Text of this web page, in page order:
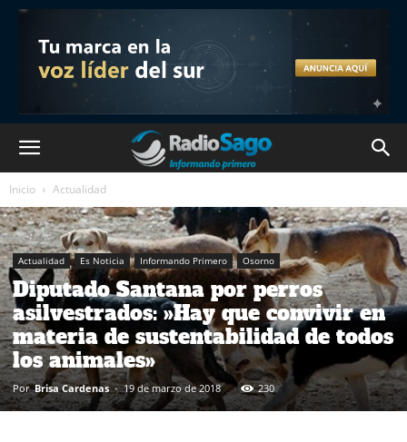
Inicio Actualidad
Actualidad Es Noticia Informando Primero Osorno
Diputado Santana por perros
asilvestrados: »Hay que convivir en
materia de sustentabilidad de todos
los animales»
Por Brisa Cardenas - 19 de marzo de 2018 230